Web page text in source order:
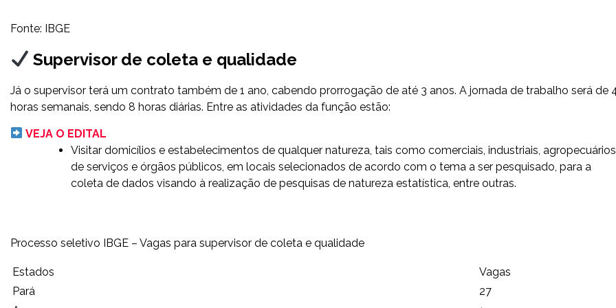
Fonte: IBGE
Supervisor de coleta e qualidade
Já o supervisor terá um contrato também de 1 ano, cabendo prorrogação de até 3 anos. A jornada de trabalho será de
horas semanais, sendo 8 horas diárias. Entre as atividades da função estão:
VEJA O EDITAL
Visitar domicílios e estabelecimentos de qualquer natureza, tais como comerciais, industriais,
de serviços e órgãos públicos, em locais selecionados de acordo com o tema a ser pesquisado, para a
coleta de dados visando à realização de pesquisas de natureza estatística, entre outras.
Processo seletivo IBGE – Vagas para supervisor de coleta e qualidade
Estados
Vagas
Pará
27